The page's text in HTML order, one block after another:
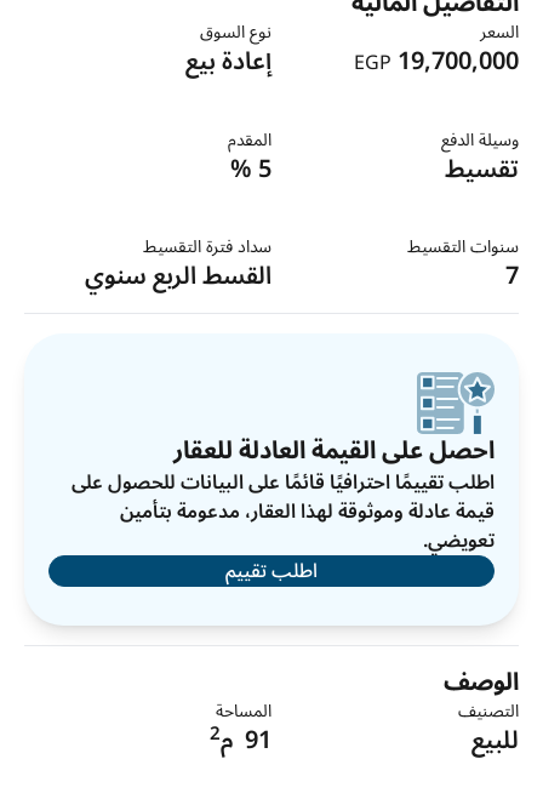
السعر
19,700,000
EGP
نوع السوق
إعادة بيع
وسيلة الدفع
تقسيط
المقدم
5 %
سنوات التقسيط
7
سداد فترة التقسيط
القسط الربع سنوي
احصل على القيمة العادلة للعقار
اطلب تقييمًا احترافيًا قائمًا على البيانات للحصول على
قيمة عادلة وموثوقة لهذا العقار، مدعومة بتأمين
تعويضي.
اطلب تقييم
الوصف
التصنيف
للبيع
المساحة
91 م2